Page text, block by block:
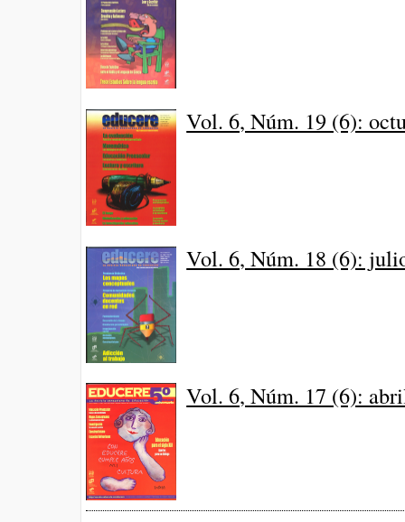
Vol. 6, Núm. 19 (6):
Vol. 6, Núm. 18 (6):
Vol. 6, Núm. 17 (6):